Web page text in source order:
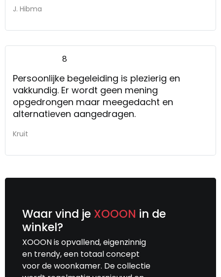
J. Hibma
8
Persoonlijke begeleiding is plezierig en
vakkundig. Er wordt geen mening
opgedrongen maar meegedacht en
alternatieven aangedragen.
Kruit
Waar vind je XOOON in de
winkel?
XOOON is opvallend, eigenzinnig
en trendy, een totaal concept
voor de woonkamer. De collectie